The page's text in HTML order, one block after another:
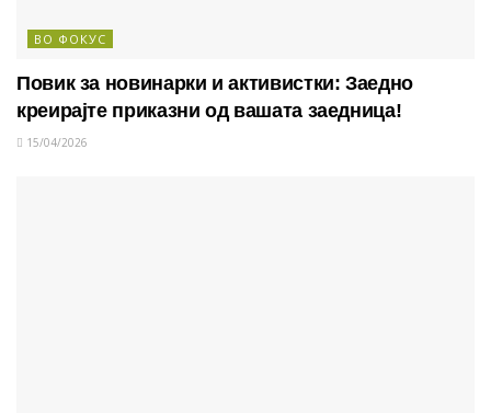
ВО ФОКУС
Повик за новинарки и активистки: Заедно
креирајте приказни од вашата заедница!
15/04/2026